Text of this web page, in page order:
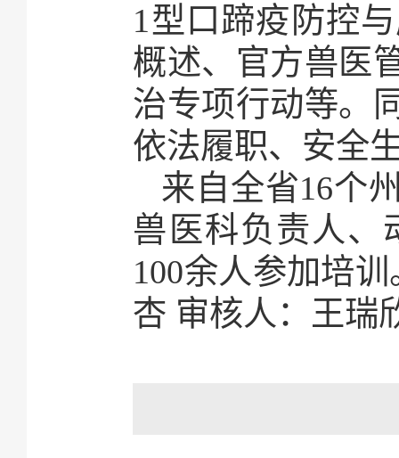
1型口蹄疫防控
概述、官方兽医
治专项行动等。
依法履职、安全
来自全省16个
兽医科负责人、
100余人参加培
杏 审核人：王瑞